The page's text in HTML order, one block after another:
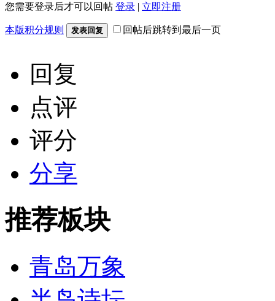
您需要登录后才可以回帖 登录 | 立即注册
本版积分规则 发表回复 回帖后跳转到最后一页
回复
点评
评分
分享
推荐板块
青岛万象